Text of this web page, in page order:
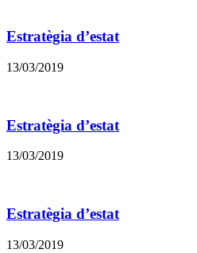
Estratègia d’estat
13/03/2019
Estratègia d’estat
13/03/2019
Estratègia d’estat
13/03/2019